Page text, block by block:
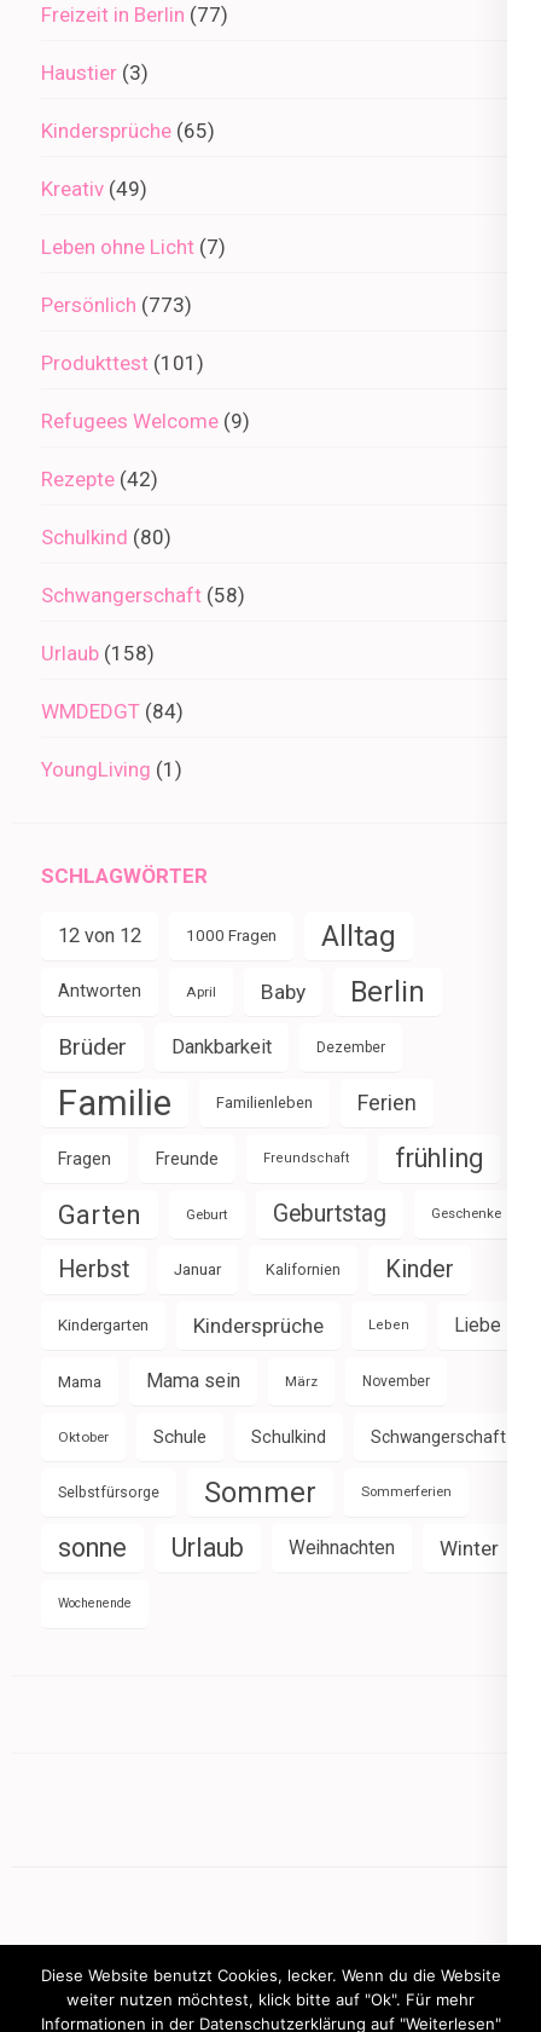
Freizeit in Berlin (77)
Haustier (3)
Kindersprüche (65)
Kreativ (49)
Leben ohne Licht (7)
Persönlich (773)
Produkttest (101)
Refugees Welcome (9)
Rezepte (42)
Schulkind (80)
Schwangerschaft (58)
Urlaub (158)
WMDEDGT (84)
YoungLiving (1)
SCHLAGWÖRTER
12 von 12 1000 Fragen Alltag
Antworten April Baby Berlin
Brüder Dankbarkeit Dezember
Familie Familienleben Ferien
Fragen Freunde Freundschaft frühling
Garten Geburt Geburtstag Geschenke
Herbst Januar Kalifornien Kinder
Kindergarten Kindersprüche Leben Liebe
Mama Mama sein März November
Oktober Schule Schulkind Schwangerschaft
Selbstfürsorge Sommer Sommerferien
sonne Urlaub Weihnachten Winter
Wochenende
Diese Website benutzt Cookies, lecker. Wenn du die Website
weiter nutzen möchtest, klick bitte auf "Ok". Für mehr
Informationen in der Datenschutzerklärung auf "Weiterlesen"